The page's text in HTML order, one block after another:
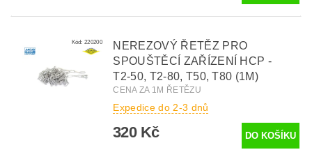
Kód:220200
NEREZOVÝ ŘETĚZ PRO
SPOUŠTĚCÍ ZAŘÍZENÍ HCP -
T2-50, T2-80, T50, T80 (1M)
CENA ZA 1M ŘETĚZU
Expedice do 2-3 dnů
320 Kč